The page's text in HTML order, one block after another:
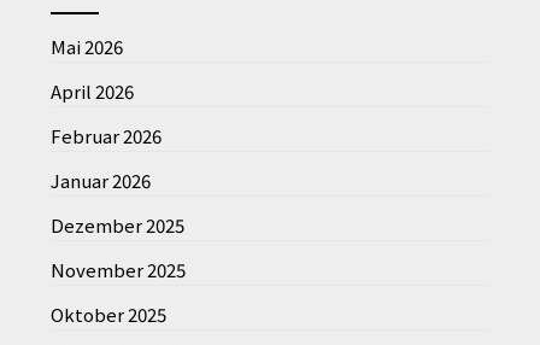
Mai 2026
April 2026
Februar 2026
Januar 2026
Dezember 2025
November 2025
Oktober 2025